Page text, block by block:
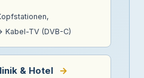
Kabel-TV (DVB-C)
& Hotel →